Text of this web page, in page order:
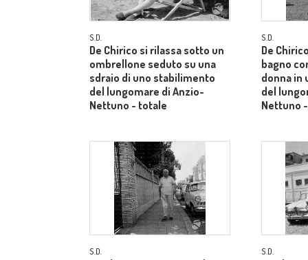
S.D.
De Chirico si rilassa sotto un
ombrellone seduto su una
sdraio di uno stabilimento
del lungomare di Anzio-
Nettuno - totale
S.D.
De
bagno
donna in
del
Nettuno
S.D. S.D.